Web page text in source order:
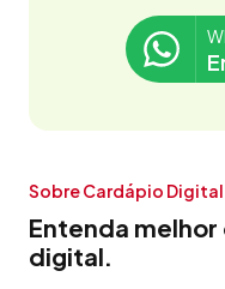
Sobre Cardápio Digital
Entenda
digital.